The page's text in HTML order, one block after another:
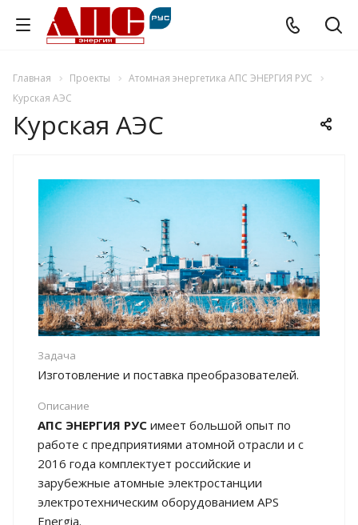
Главная Проекты
Атомная энергетика АПС ЭНЕРГИЯ РУС
Курская АЭС
Курская АЭС
Задача
Изготовление и поставка преобразователей.
Описание
АПС ЭНЕРГИЯ РУС имеет большой опыт по
работе с предприятиями атомной отрасли и с
2016 года комплектует российские и
зарубежные атомные электростанции
электротехническим оборудованием APS
Energia.